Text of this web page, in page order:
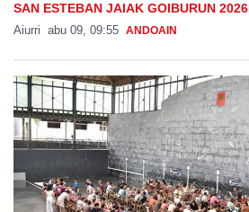
SAN ESTEBAN JAIAK GOIBURUN 2026
Aiurri abu 09, 09:55 ANDOAIN